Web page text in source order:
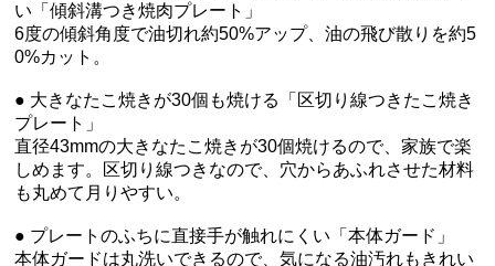
い「傾斜溝つき焼肉プレート」
6度の傾斜角度で油切れ約50%アップ、油の飛び散りを約5
0%カット。
● 大きなたこ焼きが30個も焼ける「区切り線つきたこ焼き
プレート」
直径43mmの大きなたこ焼きが30個焼けるので、家族で楽
しめます。区切り線つきなので、穴からあふれさせた材料
も丸めて月りやすい。
● プレートのふちに直接手が触れにくい「本体ガード」
本体ガードは丸洗いできるので、気になる油汚れもきれい